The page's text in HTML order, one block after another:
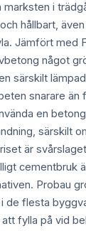
i
hållbart,
Jämfört med
något
särskilt
snarare än
en
särskilt
är
cementbruk
Probau
de flesta
fylla på vid